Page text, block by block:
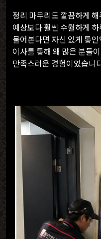
정리 마무리도 깔끔하게
예상보다 훨씬 수월하게
물어본다면 자신 있게 통
이사를 통해 왜 많은 분들
만족스러운 경험이었습니